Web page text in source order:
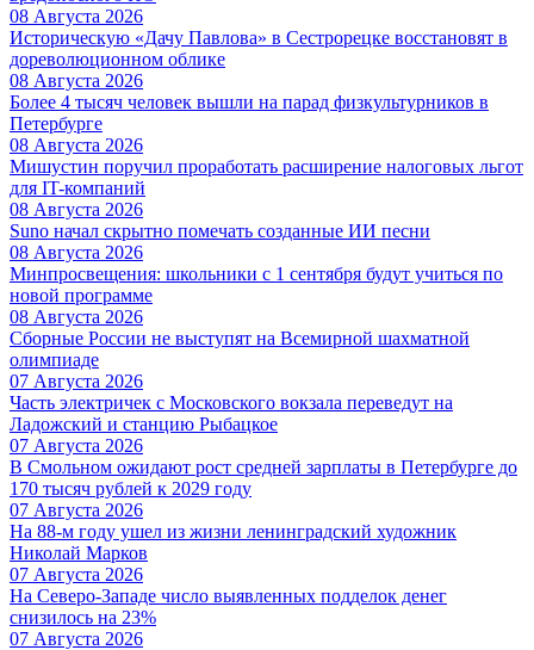
08 Августа 2026
Историческую «Дачу Павлова» в Сестрорецке восстановят в
дореволюционном облике
08 Августа 2026
Более 4 тысяч человек вышли на парад физкультурников в
Петербурге
08 Августа 2026
Мишустин поручил проработать расширение налоговых льгот
для IT-компаний
08 Августа 2026
Suno начал скрытно помечать созданные ИИ песни
08 Августа 2026
Минпросвещения: школьники с 1 сентября будут учиться по
новой программе
08 Августа 2026
Сборные России не выступят на Всемирной шахматной
олимпиаде
07 Августа 2026
Часть электричек с Московского вокзала переведут на
Ладожский и станцию Рыбацкое
07 Августа 2026
В Смольном ожидают рост средней зарплаты в Петербурге до
170 тысяч рублей к 2029 году
07 Августа 2026
На 88-м году ушел из жизни ленинградский художник
Николай Марков
07 Августа 2026
На Северо-Западе число выявленных подделок денег
снизилось на 23%
07 Августа 2026